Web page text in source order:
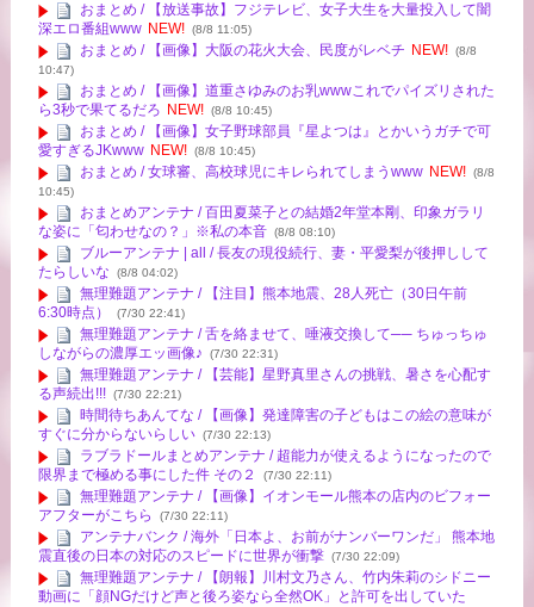
おまとめ / 【放送事故】フジテレビ、女子大生を大量投入して闇
深エロ番組www NEW! (8/8 11:05)
おまとめ / 【画像】大阪の花火大会、民度がレベチ NEW! (8/8
10:47)
おまとめ / 【画像】道重さゆみのお乳wwwこれでパイズリされた
ら3秒で果てるだろ NEW! (8/8 10:45)
おまとめ / 【画像】女子野球部員『星よつは』とかいうガチで可
愛すぎるJKwww NEW! (8/8 10:45)
おまとめ / 女球審、高校球児にキレられてしまうwww NEW! (8/8
10:45)
おまとめアンテナ / 百田夏菜子との結婚2年堂本剛、印象ガラリ
な姿に「匂わせなの？」※私の本音 (8/8 08:10)
ブルーアンテナ | all / 長友の現役続行、妻・平愛梨が後押しして
たらしいな
(8/8 04:02)
無理難題アンテナ / 【注目】熊本地震、28人死亡（30日午前
6:30時点）
(7/30 22:41)
無理難題アンテナ / 舌を絡ませて、唾液交換して── ちゅっちゅ
しながらの濃厚エッ画像♪
(7/30 22:31)
無理難題アンテナ / 【芸能】星野真里さんの挑戦、暑さを心配す
る声続出!!! (7/30 22:21)
時間待ちあんてな / 【画像】発達障害の子どもはこの絵の意味が
すぐに分からないらしい (7/30 22:13)
ラブラドールまとめアンテナ / 超能力が使えるようになったので
限界まで極める事にした件 その２
(7/30 22:11)
無理難題アンテナ / 【画像】イオンモール熊本の店内のビフォー
アフターがこちら
(7/30 22:11)
アンテナバンク / 海外「日本よ、お前がナンバーワンだ」 熊本地
震直後の日本の対応のスピードに世界が衝撃 (7/30 22:09)
無理難題アンテナ / 【朗報】川村文乃さん、竹内朱莉のシドニー
動画に「顔NGだけど声と後ろ姿なら全然OK」と許可を出していた